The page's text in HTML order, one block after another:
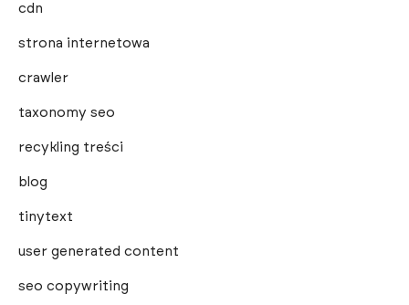
cdn
strona internetowa
crawler
taxonomy seo
recykling treści
blog
tinytext
user generated content
seo copywriting